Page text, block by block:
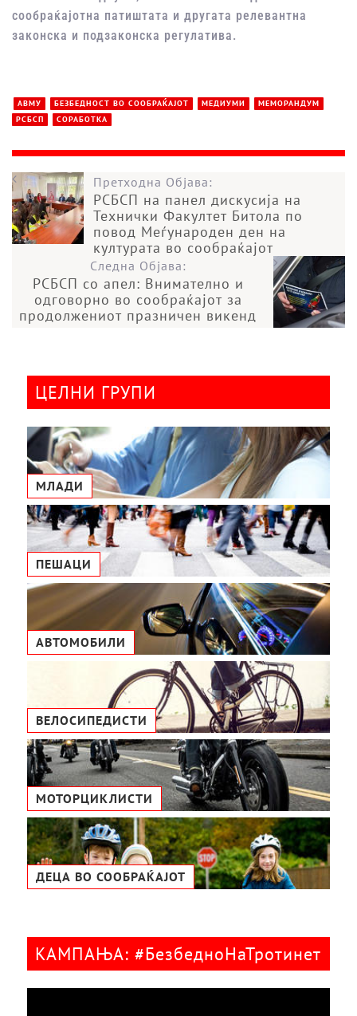
сообраќајотна патиштата и другата релевантна
законска и подзаконска регулатива.
АВМУ БЕЗБЕДНОСТ ВО СООБРАЌАЈОТ МЕДИУМИ
МЕМОРАНДУМ
РСБСП
СОРАБОТКА
Претходна Објава:
РСБСП на панел дискусија на
Технички Факултет Битола по
повод Меѓународен ден на
културата во сообраќајот
Следна Објава:
РСБСП со апел: Внимателно и
одговорно во сообраќајот за
продолжениот празничен викенд
ЦЕЛНИ ГРУПИ
МЛАДИ
ПЕШАЦИ
АВТОМОБИЛИ
ВЕЛОСИПЕДИСТИ
МОТОРЦИКЛИСТИ
ДЕЦА ВО СООБРАЌАЈОТ
КАМПАЊА: #БезбедноНаТротинет